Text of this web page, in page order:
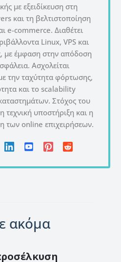
με εξειδίκευση στη
και τη βελτιστοποίηση
e-commerce. Διαθέτει
Linux, VPS και
με έμφαση στην απόδοση
Ασχολείται
την ταχύτητα φόρτωσης,
και το scalability
Στόχος του
τεχνική υποστήριξη και η
των online επιχειρήσεων.
ακόμα